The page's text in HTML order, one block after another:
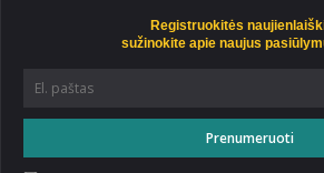
Registruokitės
sužinokite apie naujus